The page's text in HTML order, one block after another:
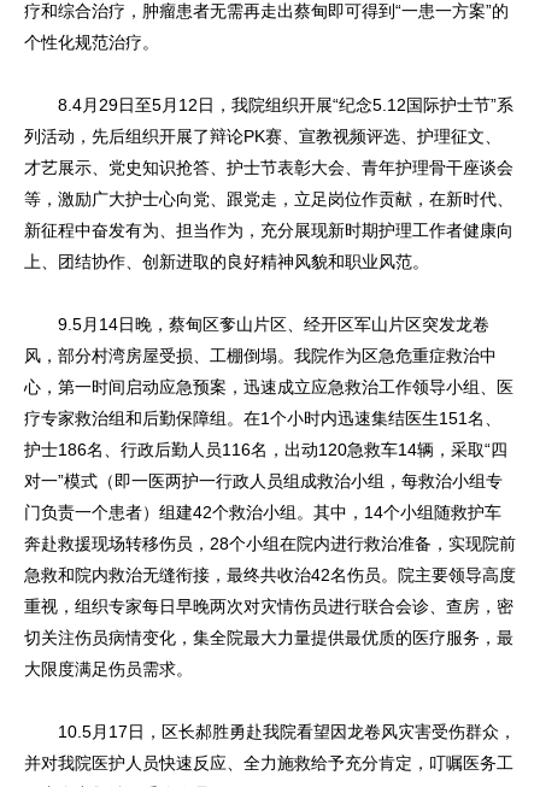
疗和综合治疗，肿瘤患者无需再走出蔡甸即可得到“一患一方案”的
个性化规范治疗。
8.4月29日至5月12日，我院组织开展“纪念5.12国际护士节”系
列活动，先后组织开展了辩论PK赛、宣教视频评选、护理征文、
才艺展示、党史知识抢答、护士节表彰大会、青年护理骨干座谈会
等，激励广大护士心向党、跟党走，立足岗位作贡献，在新时代、
新征程中奋发有为、担当作为，充分展现新时期护理工作者健康向
上、团结协作、创新进取的良好精神风貌和职业风范。
9.5月14日晚，蔡甸区奓山片区、经开区军山片区突发龙卷
风，部分村湾房屋受损、工棚倒塌。我院作为区急危重症救治中
心，第一时间启动应急预案，迅速成立应急救治工作领导小组、医
疗专家救治组和后勤保障组。在1个小时内迅速集结医生151名、
护士186名、行政后勤人员116名，出动120急救车14辆，采取“四
对一”模式（即一医两护一行政人员组成救治小组，每救治小组专
门负责一个患者）组建42个救治小组。其中，14个小组随救护车
奔赴救援现场转移伤员，28个小组在院内进行救治准备，实现院前
急救和院内救治无缝衔接，最终共收治42名伤员。院主要领导高度
重视，组织专家每日早晚两次对灾情伤员进行联合会诊、查房，密
切关注伤员病情变化，集全院最大力量提供最优质的医疗服务，最
大限度满足伤员需求。
10.5月17日，区长郝胜勇赴我院看望因龙卷风灾害受伤群众，
并对我院医护人员快速反应、全力施救给予充分肯定，叮嘱医务工